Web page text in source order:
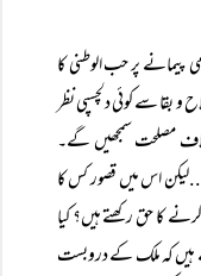
پیمانے پر حب الوطنی کا
و بقا سے کوئی دلچسپی نظر
مصلحت سمجھیں گے۔
اس میں قصور کس کا
کا حق رکھتے ہیں؟ کیا
کہ ملک کے دروبست